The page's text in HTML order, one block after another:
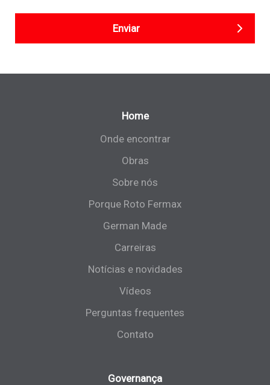
Enviar
Home
Onde encontrar
Obras
Sobre nós
Porque Roto Fermax
German Made
Carreiras
Notícias e novidades
Vídeos
Perguntas frequentes
Contato
Governança